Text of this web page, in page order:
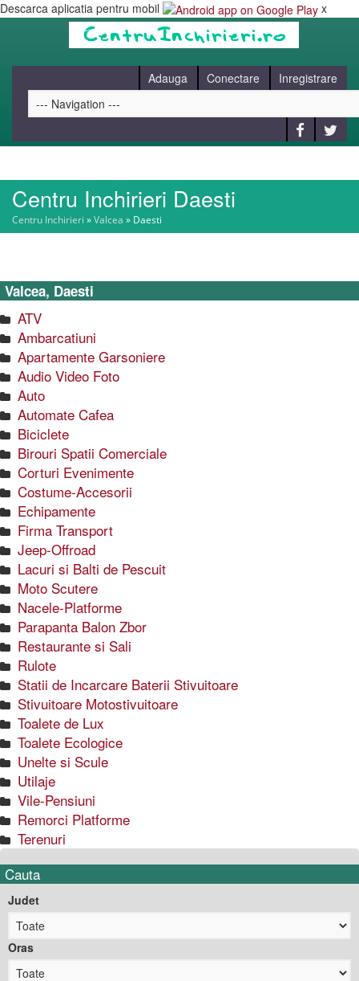
Descarca aplicatia pentru mobil x
Adauga Conectare Inregistrare
HOME
BLOG
CONTACT
Centru Inchirieri Daesti
Centru Inchirieri »Valcea » Daesti
Valcea, Daesti
ATV
Ambarcatiuni
Apartamente Garsoniere
Audio Video Foto
Auto
Automate Cafea
Biciclete
Birouri Spatii Comerciale
Corturi Evenimente
Costume-Accesorii
Echipamente
Firma Transport
Jeep-Offroad
Lacuri si Balti de Pescuit
Moto Scutere
Nacele-Platforme
Parapanta Balon Zbor
Restaurante si Sali
Rulote
Statii de Incarcare Baterii Stivuitoare
Stivuitoare Motostivuitoare
Toalete de Lux
Toalete Ecologice
Unelte si Scule
Utilaje
Vile-Pensiuni
Remorci Platforme
Terenuri
Cauta
Judet
Oras